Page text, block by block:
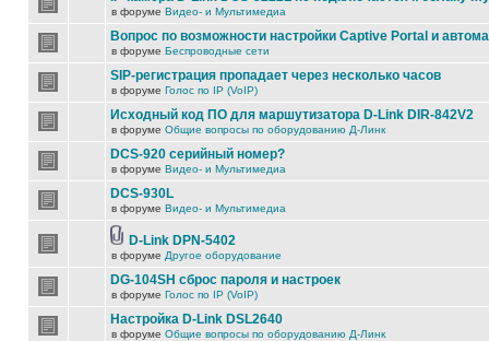
в форуме Видео- и Мультимедиа
Вопрос по возможности настройки Captive Portal и
в форуме Беспроводные сети
SIP-регистрация пропадает через несколько часов
в форуме Голос по IP (VoIP)
Исходный код ПО для маршутизатора D-Link DIR-842V2
в форуме Общие вопросы по оборудованию Д-Линк
DCS-920 серийный номер?
в форуме Видео- и Мультимедиа
DCS-930L
в форуме Видео- и Мультимедиа
D-Link DPN-5402
в форуме Другое оборудование
DG-104SH сброс пароля и настроек
в форуме Голос по IP (VoIP)
Настройка D-Link DSL2640
в форуме Общие вопросы по оборудованию Д-Линк